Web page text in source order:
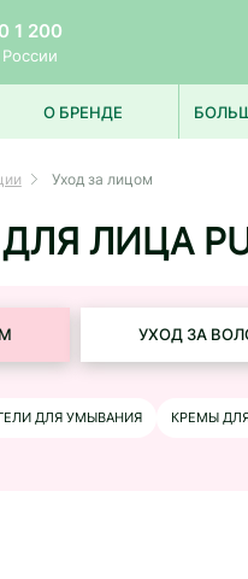
1 200
О БРЕНДЕ
Уход за лицом
ЛИЦА
УХОД ЗА
ДЛЯ УМЫВАНИЯ КРЕМЫ